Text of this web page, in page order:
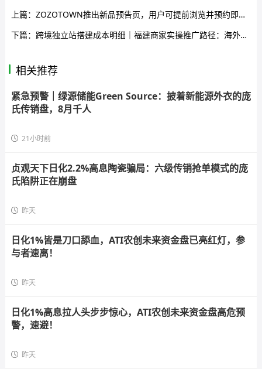
上篇： ZOZOTOWN推出新品预告页，用户可提前浏览并预约即将上架商品
下篇： 跨境独立站搭建成本明细｜福建商家实操推广路径：海外流量获取与建站全流程
相关推荐
紧急预警｜绿源储能Green Source：披着新能源外衣的庞
氏传销盘，8月千人
21小时前
贞观天下日化2.2%高息陶瓷骗局：六级传销抢单模式的庞
氏陷阱正在崩盘
昨天
日化1%皆是刀口舔血，ATI农创未来资金盘已亮红灯，参
与者速离！
昨天
日化1%高息拉人头步步惊心，ATI农创未来资金盘高危预
警，速避！
昨天